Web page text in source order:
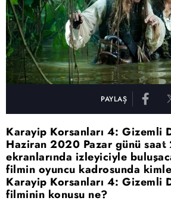
PAYLAŞ
Karayip Korsanları 4: Gizemli
Haziran 2020 Pazar günü
ekranlarında izleyiciyle
filmin oyuncu kadrosunda
Karayip Korsanları 4: Gizemli
filminin konusu ne?